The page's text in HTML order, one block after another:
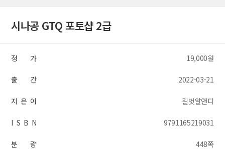
시나공 GTQ 포토샵 2급
정 가 19,000원
출 간 2022-03-21
지 은 이 길벗알앤디
I S B N 9791165219031
분 량 448쪽